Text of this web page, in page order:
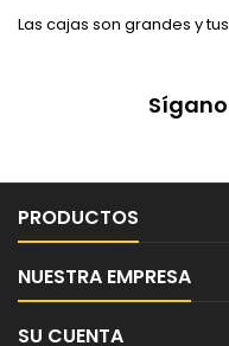
Las cajas son grandes y
PRODUCTOS
NUESTRA EMPRESA
SU CUENTA